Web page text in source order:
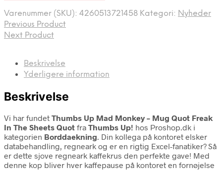
Varenummer (SKU): 4260513721458 Kategori: Nyheder
Previous Product
Next Product
Beskrivelse
Yderligere information
Beskrivelse
Vi har fundet Thumbs Up Mad Monkey – Mug Quot Freak
In The Sheets Quot fra Thumbs Up! hos Proshop.dk i
kategorien Borddaekning. Din kollega på kontoret elsker
databehandling, regneark og er en rigtig Excel-fanatiker? Så
er dette sjove regneark kaffekrus den perfekte gave! Med
denne kop bliver hver kaffepause på kontoret en fornøjelse